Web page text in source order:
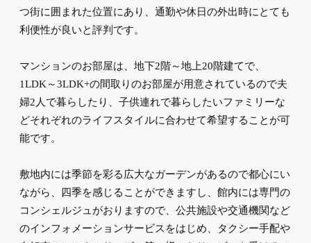
つ街に囲まれた位置にあり、通勤や休日の外出時にとても
利便性が良いと評判です。
マンションのお部屋は、地下2階～地上20階建てで、
1LDK～3LDK+の間取りのお部屋が用意されているので夫
婦2人で暮らしたり、子供連れで暮らしたいファミリーな
どそれぞれのライフスタイルに合わせて希望することが可
能です。
敷地内には季節を彩る広大なガーデンがあるので都心にい
ながら、四季を感じることができますし、館内には専門の
コンシェルジュがおりますので、公共施設や交通機関など
のインフォメーションサービスをはじめ、タクシー手配や